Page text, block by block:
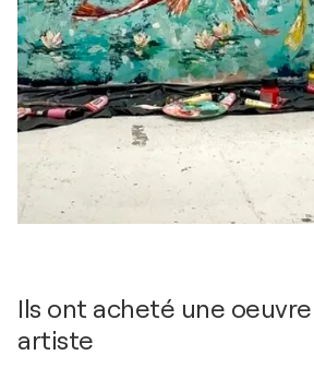
Ils ont acheté une
artiste